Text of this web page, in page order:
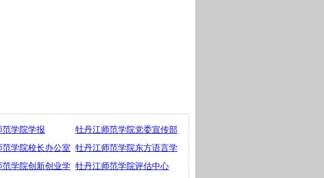
学院学报
牡丹江师范学院党委宣传部
范学院校长办公室 牡丹江师范学院东方语言学
范学院创新创业学 牡丹江师范学院评估中心